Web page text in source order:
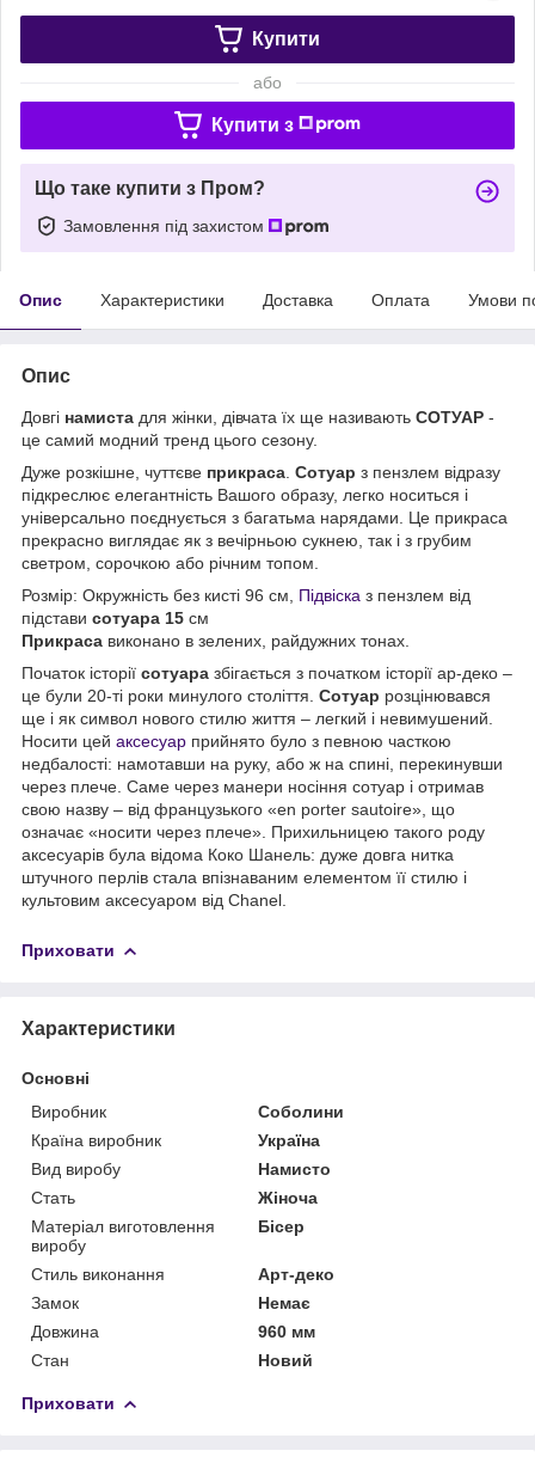
Купити
або
Купити з
Що таке купити з Пром?
Замовлення під захистом
Опис Характеристики Доставка Оплата Умови
Опис
Довгі намиста для жінки, дівчата їх ще називають СОТУАР -
це самий модний тренд цього сезону.
Дуже розкішне, чуттєве прикраса Сотуар з пензлем відразу
підкреслює елегантність Вашого образу, легко носиться і
універсально поєднується з багатьма нарядами. Це прикраса
прекрасно виглядає як з вечірньою сукнею, так і з грубим
светром, сорочкою або річним топом.
Розмір: Окружність без кисті 96 см, Підвіска з пензлем від
підстави сотуара 15 см
Прикраса виконано в зелених, райдужних тонах.
Початок історії сотуара збігається з початком історії ар-деко –
це були 20-ті роки минулого століття. Сотуар розцінювався
ще і як символ нового стилю життя – легкий і невимушений.
Носити цей аксесуар прийнято було з певною часткою
недбалості: намотавши на руку, або ж на спині, перекинувши
через плече. Саме через манери носіння сотуар і отримав
свою назву – від французького «en porter sautoire», що
означає «носити через плече». Прихильницею такого роду
аксесуарів була відома Коко Шанель: дуже довга нитка
штучного перлів стала впізнаваним елементом її стилю і
культовим аксесуаром від Chanel.
Приховати
Характеристики
Основні
Виробник
Соболини
Країна виробник
Україна
Вид виробу
Намисто
Стать
Жіноча
Матеріал виготовлення
виробу
Бісер
Стиль виконання
Арт-деко
Замок
Немає
Довжина
960 мм
Стан
Новий
Приховати